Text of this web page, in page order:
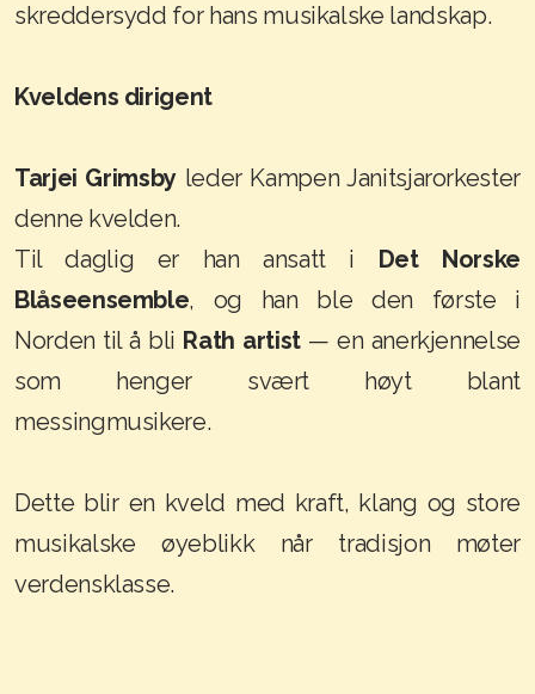
skreddersydd for hans musikalske landskap.
Kveldens dirigent
Tarjei Grimsby leder Kampen Janitsjarorkester
denne kvelden.
Til daglig er han ansatt i Det Norske
Blåseensemble, og han ble den første i
Norden til å bli Rath artist— en anerkjennelse
som henger svært høyt blant
messingmusikere.
Dette blir en kveld med kraft, klang og store
musikalske øyeblikk når tradisjon møter
verdensklasse.